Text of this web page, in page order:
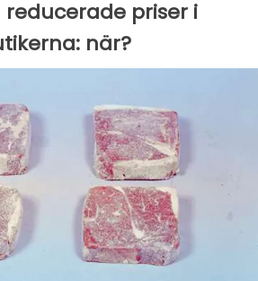
priser i
när?